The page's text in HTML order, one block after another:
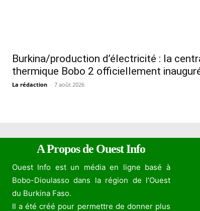
Burkina/production d’électricité : la
thermique Bobo 2 officiellement
La rédaction - 7 août 2026
A Propos de Ouest Info
Ouest Info est un média en ligne basé à
Bobo-Dioulasso dans la région de l’Ouest
du Burkina Faso.
Il a été créé pour permettre de donner plus